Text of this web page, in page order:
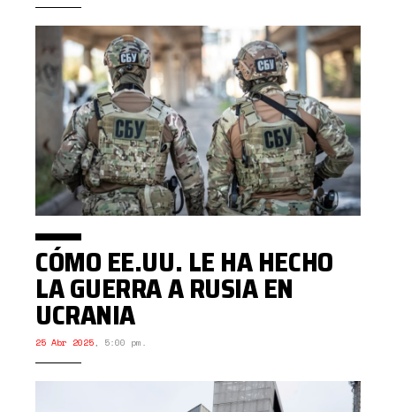
CÓMO EE.UU. LE HA HECHO
LA GUERRA A RUSIA EN
UCRANIA
25 Abr 2025, 5:00 pm.